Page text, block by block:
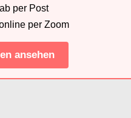
per Post
per Zoom
ansehen